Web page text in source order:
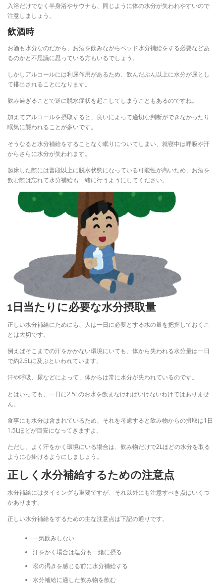
入浴だけでなく半身浴やサウナも、同じように体の水分が失われやすいので
注意しましょう。
飲酒時
お酒も水分なのだから、お酒を飲みながらベッド水分補給をする必要などあ
るのかと不思議に思っている方もいるでしょう。
しかしアルコールには利尿作用があるため、飲んだぶん以上に水分が尿とし
て排出されることになります。
飲み過ぎることで逆に脱水症状を起こしてしまうこともあるのですね。
加えてアルコールを摂取すると、良いによって適切な判断ができなかったり
眠気に襲われることが多いです。
そうなると水分補給をすることなく眠りについてしまい、就寝中は呼吸や汗
からさらに水分が失われます。
起床した際には普段以上に脱水状態になっている可能性が高いため、お酒を
飲む際は忘れて水分補給も一緒に行うようにしてください。
1日当たりに必要な水分摂取量
正しい水分補給にためにも、人は一日に必要とする水の量を把握しておくこ
とは大切です。
例えばそこまでの汗をかかない環境にいても、体から失われる水分量は一日
で約2.5Lに及ぶといわれています。
汗や呼吸、尿などによって、体からは常に水分が失われているのです。
とはいっても、一日に2.5Lのお水を飲まなければいけないわけではありませ
ん。
食事にも水分は含まれているため、それを考慮すると飲み物からの摂取は1日
1.5Lほどが目安になってきますよ。
ただし、よく汗をかく環境にいる場合は、飲み物だけで2Lほどの水分を取る
ように心掛けるようにしましょう。
正しく水分補給するための注意点
水分補給にはタイミングも重要ですが、それ以外にも注意すべき点はいくつ
かあります。
正しい水分補給をするための主な注意点は下記の通りです。
一気飲みしない
汗をかく場合は塩分も一緒に摂る
喉の渇きを感じる前に水分補給する
水分補給に適した飲み物を飲む